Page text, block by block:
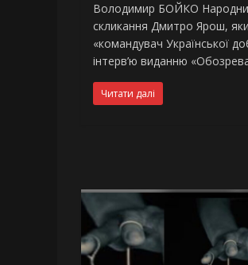
Володимир БОЙКО
скликання Дмитро Ярош,
«командувач Української
інтерв’ю виданню
Читати далі